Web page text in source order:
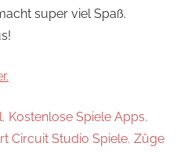
super viel Spaß.
, Kostenlose Spiele Apps,
Circuit Studio Spiele, Züge